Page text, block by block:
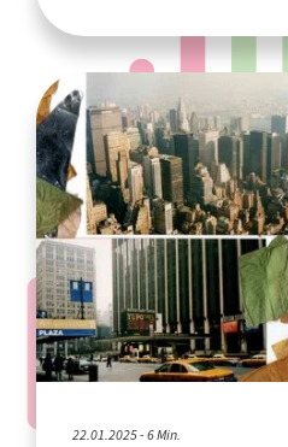
22.01.2025 - 6 Min.